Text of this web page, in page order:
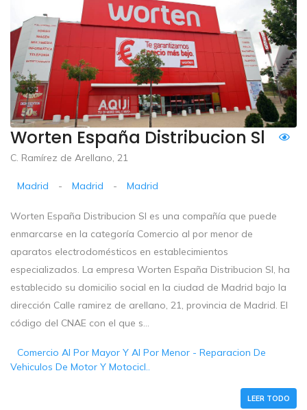
Worten España Distribucion Sl
C. Ramírez de Arellano, 21
Madrid - Madrid - Madrid
Worten España Distribucion Sl es una compañía que puede
enmarcarse en la categoría Comercio al por menor de
aparatos electrodomésticos en establecimientos
especializados. La empresa Worten España Distribucion Sl, ha
establecido su domicilio social en la ciudad de Madrid bajo la
dirección Calle ramirez de arellano, 21, provincia de Madrid. El
código del CNAE con el que s...
Comercio Al Por Mayor Y Al Por Menor - Reparacion De
Vehiculos De Motor Y Motocicl..
LEER TODO